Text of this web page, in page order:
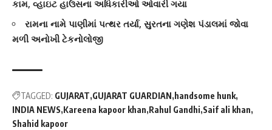
કામ, વ્હાઇટ હાઉસના અધિકારીઓ ઓવારી ગયા
રામના નામે પાણીમાં પત્થર તર્યા, સુરતના ગણેશ પંડાલમાં જોવા
મળી અનોખી ટેકનોલોજી
TAGGED: GUJARAT GUJARAT GUARDIAN handsome hunk
INDIA NEWS Kareena kapoor khan Rahul Gandhi Saif ali khan
Shahid kapoor